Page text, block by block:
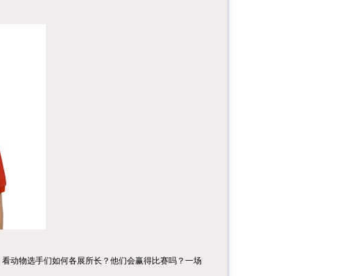
动物选手们如何各展所长？他们会赢得比赛吗？一场